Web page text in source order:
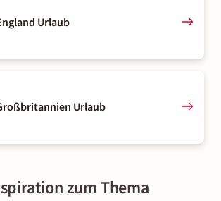
Urlaub
Urlaub
zum Thema